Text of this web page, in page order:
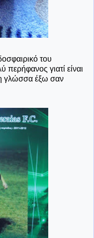
του
περήφανος γιατί είναι
γλώσσα έξω σαν